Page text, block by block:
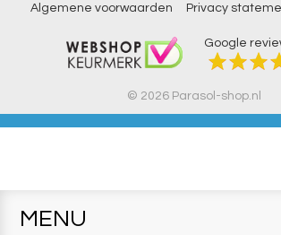
Algemene voorwaarden Privacy
Google
© 2026 Parasol-shop.nl
MENU